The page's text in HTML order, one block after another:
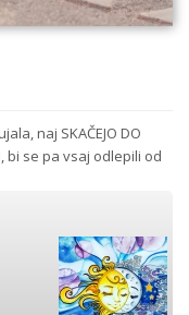
naj SKAČEJO DO
bi se pa vsaj odlepili od